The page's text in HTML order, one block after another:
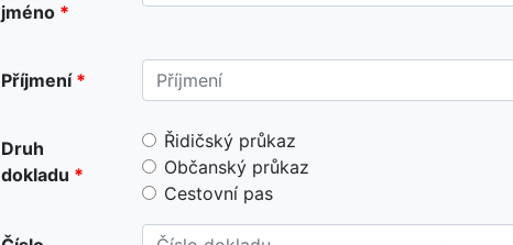
jméno
Příjmení
Druh
dokladu
Řidičský průkaz
Občanský průkaz
Cestovní pas